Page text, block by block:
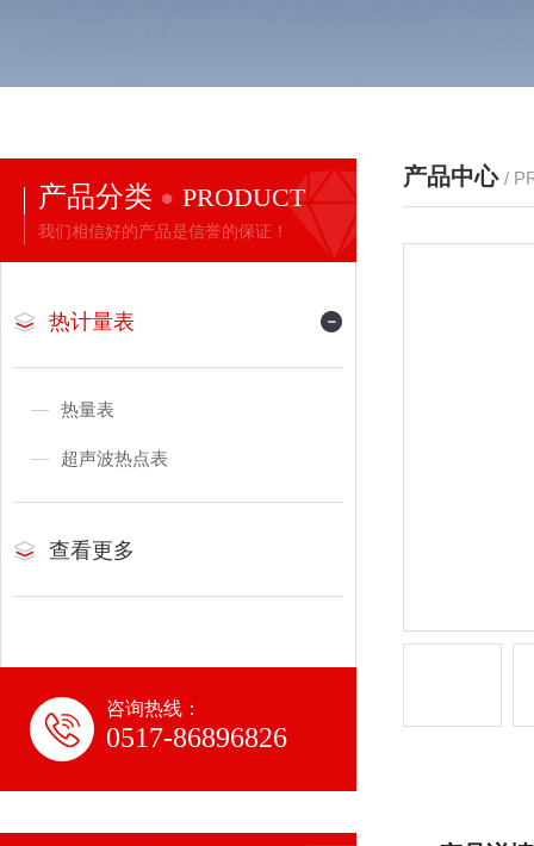
产品分类 PRODUCT
我们相信好的产品是信誉的保证！
热计量表
热量表
超声波热点表
查看更多
咨询热线：
0517-86896826
产品中心 /